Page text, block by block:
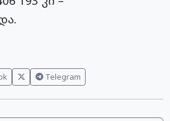
Telegram